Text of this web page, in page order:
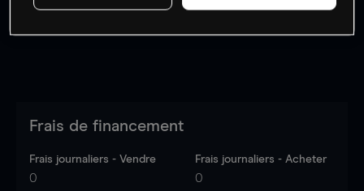
Frais de financement
Frais journaliers - Vendre
0
Frais journaliers - Acheter
0